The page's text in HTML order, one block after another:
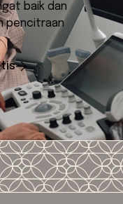
baik dan
pencitraan